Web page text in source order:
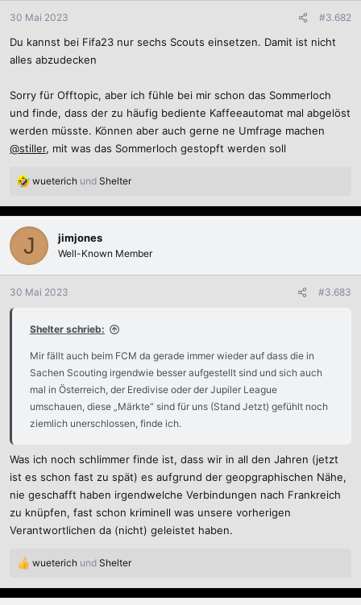
n
n
:
30 Mai 2023 #3.682
Du kannst bei Fifa23 nur sechs Scouts einsetzen. Damit ist nicht
alles abzudecken
Sorry für Offtopic, aber ich fühle bei mir schon das Sommerloch
und finde, dass der zu häufig bediente Kaffeeautomat mal abgelöst
werden müsste. Können aber auch gerne ne Umfrage machen
@stiller, mit was das Sommerloch gestopft werden soll
R
a
k
i
o
n
wueterich und Shelter
J jimjones
Well-Known Member
30 Mai 2023 #3.683
Shelter schrieb:
Mir fällt auch beim FCM da gerade immer wieder auf dass die in
Sachen Scouting irgendwie besser aufgestellt sind und sich auch
mal in Österreich, der Eredivise oder der Jupiler League
umschauen, diese „Märkte“ sind für uns (Stand Jetzt) gefühlt noch
ziemlich unerschlossen, finde ich.
Was ich noch schlimmer finde ist, dass wir in all den Jahren (jetzt
ist es schon fast zu spät) es aufgrund der geopgraphischen Nähe,
nie geschafft haben irgendwelche Verbindungen nach Frankreich
zu knüpfen, fast schon kriminell was unsere vorherigen
Verantwortlichen da (nicht) geleistet haben.
R
a
wueterich und Shelter